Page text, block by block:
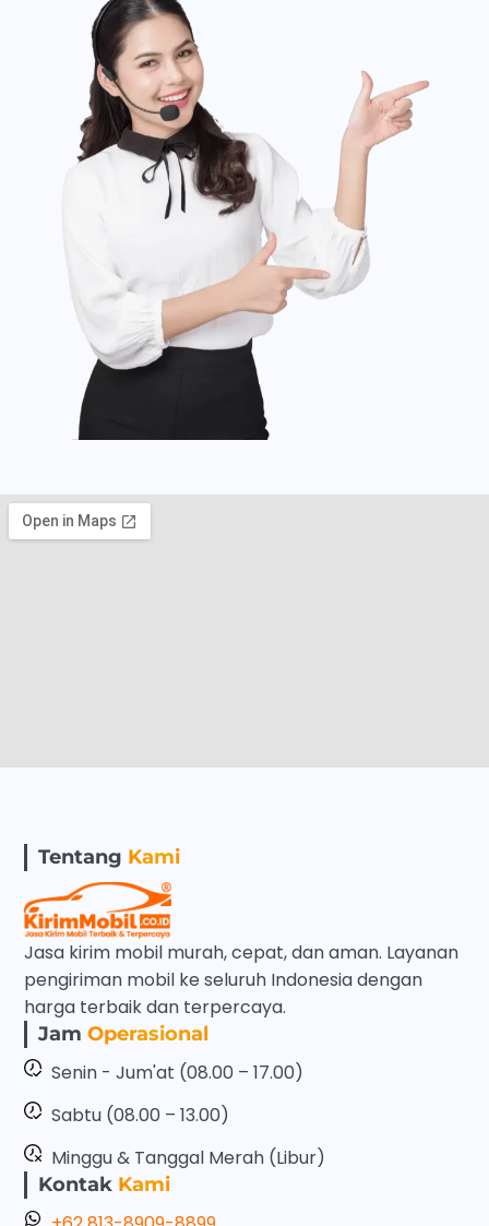
Tentang Kami
Jasa kirim mobil murah, cepat, dan aman. Layanan
pengiriman mobil ke seluruh Indonesia dengan
harga terbaik dan terpercaya.
JamOperasional
Senin - Jum'at (08.00 – 17.00)
Sabtu (08.00 – 13.00)
Minggu & Tanggal Merah (Libur)
Kontak Kami